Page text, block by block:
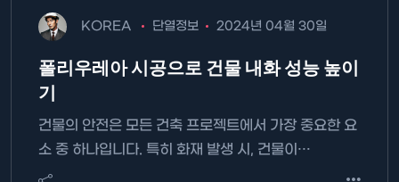
KOREA 단열정보 2024년 04월 30일
폴리우레아 시공으로 건물 내화 성능 높이
기
건물의 안전은 모든 건축 프로젝트에서 가장 중요한 요
소 중 하나입니다. 특히 화재 발생 시, 건물이…